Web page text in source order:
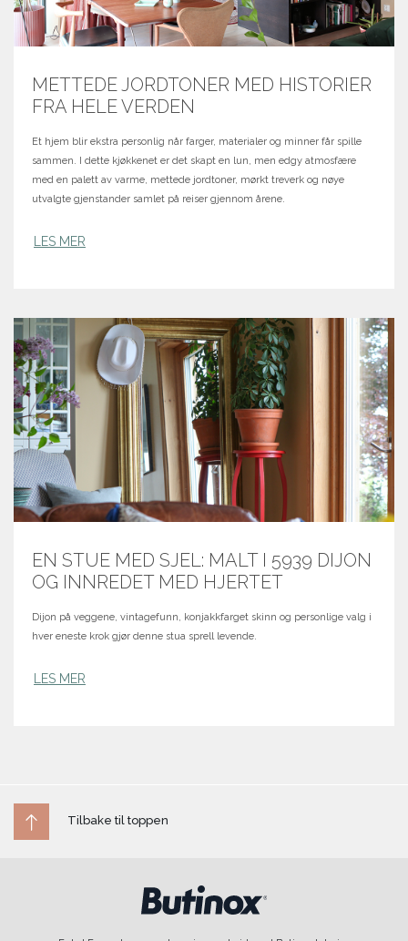
METTEDE JORDTONER MED HISTORIER
FRA HELE VERDEN
Et hjem blir ekstra personlig når farger, materialer og minner får spille
sammen. I dette kjøkkenet er det skapt en lun, men edgy atmosfære
med en palett av varme, mettede jordtoner, mørkt treverk og nøye
utvalgte gjenstander samlet på reiser gjennom årene.
LES MER
EN STUE MED SJEL: MALT I 5939 DIJON
OG INNREDET MED HJERTET
Dijon på veggene, vintagefunn, konjakkfarget skinn og personlige valg i
hver eneste krok gjør denne stua sprell levende.
LES MER
Tilbake til toppen